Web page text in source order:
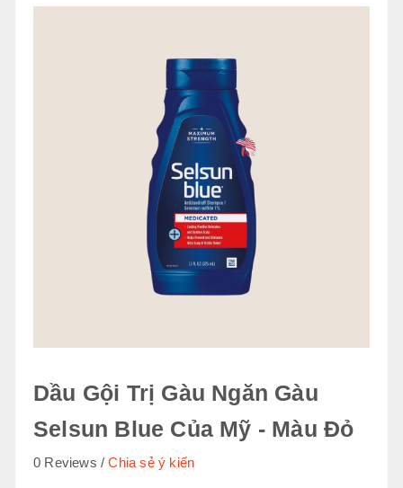
Dầu Gội Trị Gàu Ngăn Gàu
Selsun Blue Của Mỹ - Màu Đỏ
0 Reviews Chia sẻ ý kiến